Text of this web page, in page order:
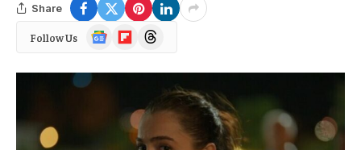
Share
Follow Us
Google
News
FlipboardThreads